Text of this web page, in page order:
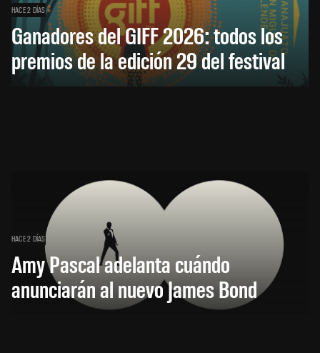
HACE 2 DÍAS
Ganadores del GIFF 2026: todos los
premios de la edición 29 del festival
HACE 2 DÍAS
Amy Pascal adelanta cuándo
anunciarán al nuevo James Bond